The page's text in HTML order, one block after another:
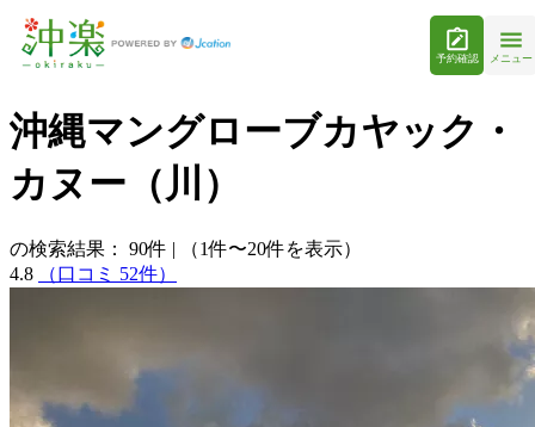
予約確認 メニュー
沖縄マングローブカヤック・
カヌー（川）
の検索結果： 90件 |
（1件〜20件を表示）
4.8
（口コミ 52件）